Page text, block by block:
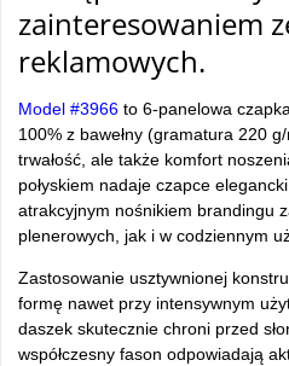
zainteresowaniem
reklamowych.
Model #3966 to 6-panelowa
100% z bawełny (gramatura 220
trwałość, ale także komfort
połyskiem nadaje czapce
atrakcyjnym nośnikiem brandingu
plenerowych, jak i w codziennym
Zastosowanie usztywnionej
formę nawet przy intensywnym
daszek skutecznie chroni przed
współczesny fason odpowiadają